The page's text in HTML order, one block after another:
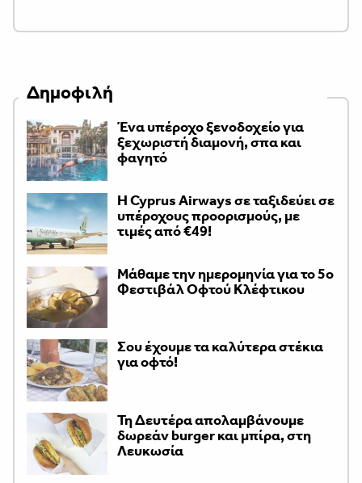
Δημοφιλή
Ένα υπέροχο ξενοδοχείο για
ξεχωριστή διαμονή, σπα και
φαγητό
H Cyprus Airways σε ταξιδεύει σε
υπέροχους προορισμούς, με
τιμές από €49!
Μάθαμε την ημερομηνία για το 5ο
Φεστιβάλ Οφτού Κλέφτικου
Σου έχουμε τα καλύτερα στέκια
για οφτό!
Τη Δευτέρα απολαμβάνουμε
δωρεάν burger και μπίρα, στη
Λευκωσία